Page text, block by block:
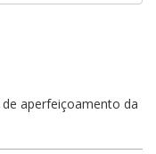
aperfeiçoamento da